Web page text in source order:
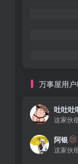
万事屋用户
吐吐吐
阿银